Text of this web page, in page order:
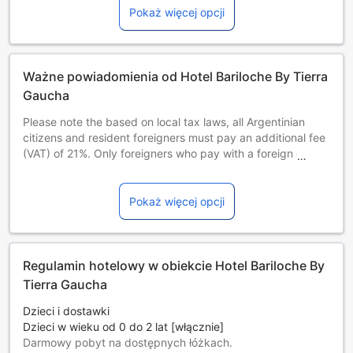
Pokaż więcej opcji
Ważne powiadomienia od Hotel Bariloche By Tierra
Gaucha
Please note the based on local tax laws, all Argentinian
citizens and resident foreigners must pay an additional fee
(VAT) of 21%. Only foreigners who pay with a foreign credit
21% additional fee (VAT) in accommodation and breakfast
when presenting a foreign passport or a foreign ID along
with a supporting document handed by the national
migrations authority, if applicable.
This accommodation is registered as a provider of the Pre
Trip Program (Programa Previaje) of the Argentinian
Ministry of Tourism and Sports(CUIT: 30712725903)
city of San Carlos de Bariloche, for each night of
accommodation (up to a maximum of three overnight
stays). The funds raised are used to create or improve
Pokaż więcej opcji
Regulamin hotelowy w obiekcie Hotel Bariloche By
Tierra Gaucha
Dzieci i dostawki
Dzieci w wieku od 0 do 2 lat [włącznie]
Darmowy pobyt na dostępnych łóżkach.